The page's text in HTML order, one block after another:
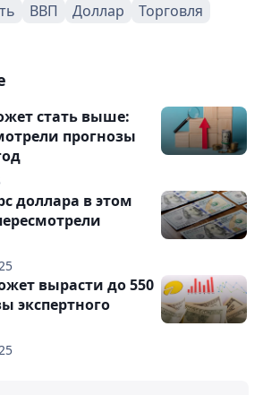
ВВП Доллар
Торговля
стать выше:
прогнозы
доллара в этом
вырасти до 550
экспертного